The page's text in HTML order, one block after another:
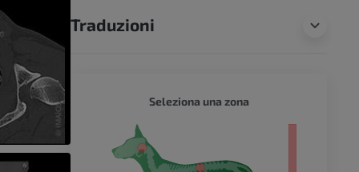
Traduzioni
Seleziona una zona